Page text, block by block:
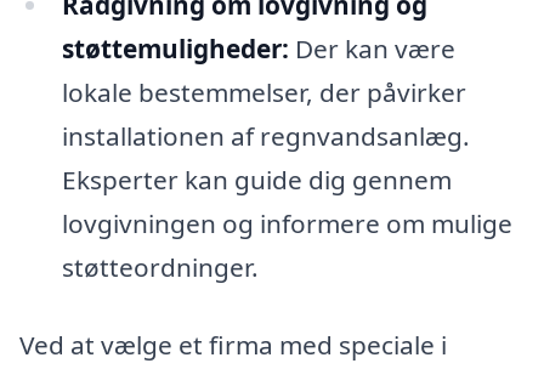
støttemuligheder: Der kan være
lokale bestemmelser, der påvirker
installationen af regnvandsanlæg.
Eksperter kan guide dig gennem
lovgivningen og informere om mulige
støtteordninger.
Ved at vælge et firma med speciale i